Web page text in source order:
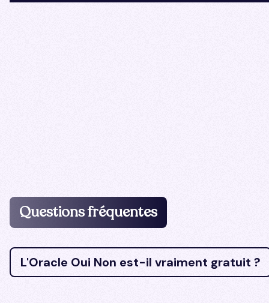
Questions fréquentes
L'Oracle Oui Non est-il vraiment gratuit ?